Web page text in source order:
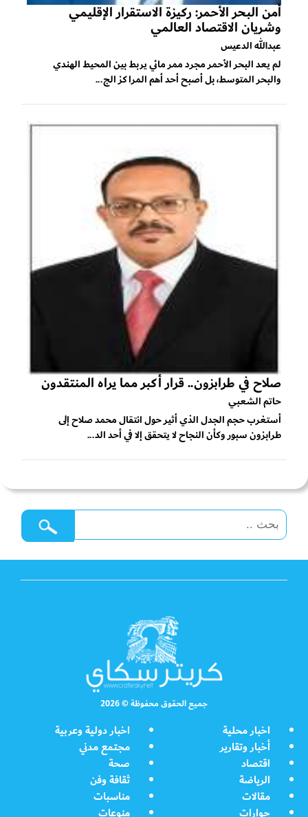
أمن البحر الأحمر: ركيزة الاستقرار الإقليمي
وشريان الاقتصاد العالمي
عبدالله الدعيس
لم يعد البحر الأحمر مجرد ممر مائي يربط بين المحيط الهندي
والبحر المتوسط، بل أصبح أحد أهم المراكز الج...
صلاح في طرابزون.. قرار أكبر مما يراه المنتقدون
حاتم الشعبي
أستغرب حجم الجدل الذي أثير حول انتقال محمد صلاح إلى
طرابزون سبور وكأن النجاح لا يتحقق إلا في أحد الد...
جميع الحقوق محفوظة © 2026
اخبار محلية
اخبار دولية وعربية
أخبار وتقارير
مجتمع مدني
اقتصاد
صحة
الرياضة
ثقافة وفن
مقالات
مناسبات
حوارات
منوعات